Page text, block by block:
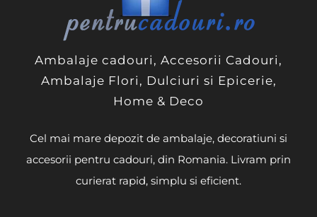
Ambalaje cadouri, Accesorii Cadouri,
Ambalaje Flori, Dulciuri si Epicerie,
Home & Deco
Cel mai mare depozit de ambalaje, decoratiuni si
accesorii pentru cadouri, din Romania. Livram prin
curierat rapid, simplu si eficient.